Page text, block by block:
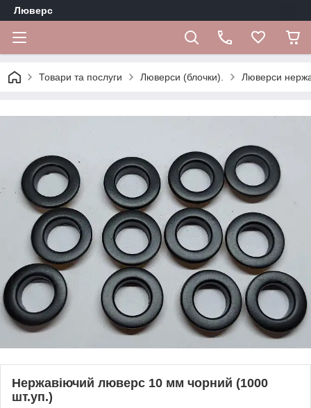
Люверс
Товари та послуги Люверси (блочки). Люверси
Нержавіючий люверс 10 мм чорний (1000
шт.уп.)